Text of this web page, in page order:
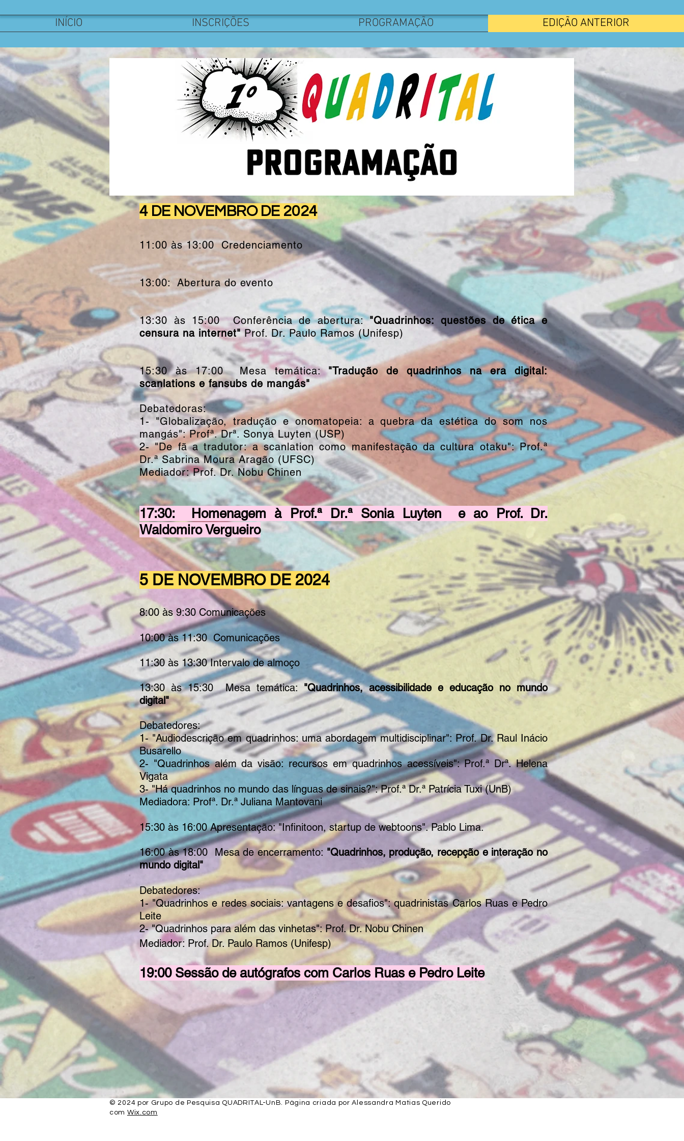
INÍCIO INSCRIÇÕES PROGRAMAÇÃO EDIÇÃO ANTERIOR
4 DE NOVEMBRO DE 2024
11:00 às 13:00 Credenciamento
13:00: Abertura do evento
13:30 às 15:00 Conferência de abertura:"Quadrinhos: questões de ética e
censura na internet"Prof. Dr. Paulo Ramos (Unifesp)
15:30 às 17:00 Mesa temática:"Tradução de quadrinhos na era digital:
scanlations e fansubs de mangás" ​
Debatedoras:
1- "Globalização, tradução e onomatopeia: a quebra da estética do som nos
mangás": Profª. Drª. Sonya Luyten (USP)
2- "De fã a tradutor: a scanlation como manifestação da cultura otaku": Prof.ª
Dr.ª Sabrina Moura Aragão (UFSC)
Mediador: Prof. Dr. Nobu Chinen
17:30: Homenagem à Prof.ª Dr.ª Sonia Luyten e ao Prof. Dr.
Waldomiro Vergueiro
5 DE NOVEMBRO DE 2024
8:00 às 9:30 Comunicações
10:00 às 11:30 Comunicações
11:30 às 13:30 Intervalo de almoço
13:30 às 15:30 Mesa temática: "Quadrinhos, acessibilidade e educação no mundo
digital"
Debatedores:
1- "Audiodescrição em quadrinhos: uma abordagem multidisciplinar": Prof. Dr. Raul Inácio
Busarello
2- "Quadrinhos além da visão: recursos em quadrinhos acessíveis": Prof.ª Drª. Helena
Vigata
3- "Há quadrinhos no mundo das línguas de sinais?": Prof.ª Dr.ª Patrícia Tuxi (UnB)
Mediadora: Profª. Dr.ª Juliana Mantovani
15:30 às 16:00 Apresentação: "Infinitoon, startup de webtoons". Pablo Lima.
16:00 às 18:00 Mesa de encerramento: "Quadrinhos, produção, recepção e interação no
mundo digital"
Debatedores:
1- "Quadrinhos e redes sociais: vantagens e desafios": quadrinistas Carlos Ruas e Pedro
Leite
2- "Quadrinhos para além das vinhetas": Prof. Dr. Nobu Chinen
Mediador: Prof. Dr. Paulo Ramos (Unifesp)
19:00 Sessão de autógrafos com Carlos Ruas e Pedro Leite
© 2024 por Grupo de Pesquisa QUADRITAL-UnB. Página criada por Alessandra Matias Querido
com Wix.com